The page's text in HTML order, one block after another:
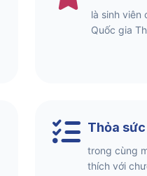
là sinh viên
Quốc gia
Thỏa
trong cùng
thích với